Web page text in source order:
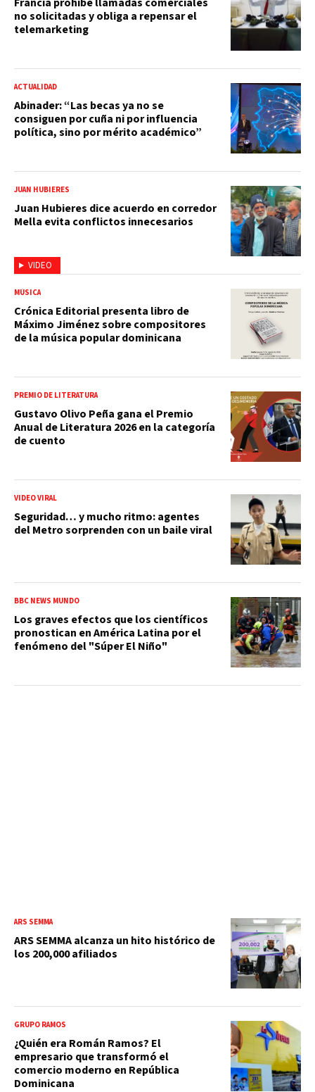
no solicitadas y obliga a repensar el
telemarketing
ACTUALIDAD
Abinader: “Las becas ya no se
consiguen por cuña ni por influencia
política, sino por mérito académico”
VIDEO
JUAN HUBIERES
Juan Hubieres dice acuerdo en corredor
Mella evita conflictos innecesarios
MÚSICA
Crónica Editorial presenta libro de
Máximo Jiménez sobre compositores
de la música popular dominicana
PREMIO DE LITERATURA
Gustavo Olivo Peña gana el Premio
Anual de Literatura 2026 en la categoría
de cuento
VIDEO VIRAL
Seguridad… y mucho ritmo: agentes
del Metro sorprenden con un baile viral
BBC NEWS MUNDO
Los graves efectos que los científicos
pronostican en América Latina por el
fenómeno del "Súper El Niño"
ARS SEMMA
ARS SEMMA alcanza un hito histórico de
los 200,000 afiliados
GRUPO RAMOS
¿Quién era Román Ramos? El
empresario que transformó el
comercio moderno en República
Dominicana